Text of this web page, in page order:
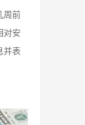
周前
对安
并表